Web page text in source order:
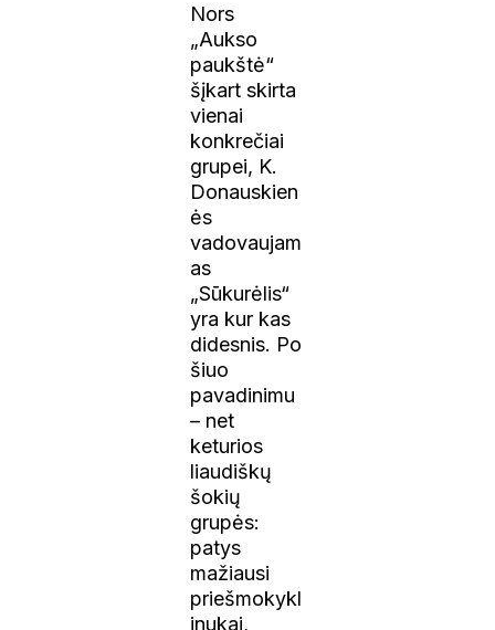
Nors
„Aukso
paukštė“
šįkart skirta
vienai
konkrečiai
grupei, K.
Donauskien
ės
vadovaujam
as
„Sūkurėlis“
yra kur kas
didesnis. Po
šiuo
pavadinimu
– net
keturios
liaudiškų
šokių
grupės:
patys
mažiausi
priešmokykl
inukai,